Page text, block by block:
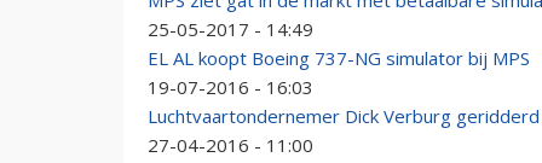
25-05-2017 - 14:49
EL AL koopt Boeing 737-NG simulator bij MPS
19-07-2016 - 16:03
Luchtvaartondernemer Dick Verburg geridderd
27-04-2016 - 11:00